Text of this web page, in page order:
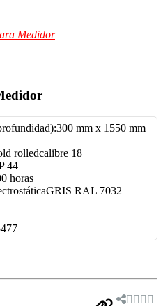
Medidor
mm x 1550 mm
rolledcalibre 18
44
horas
RAL 7032